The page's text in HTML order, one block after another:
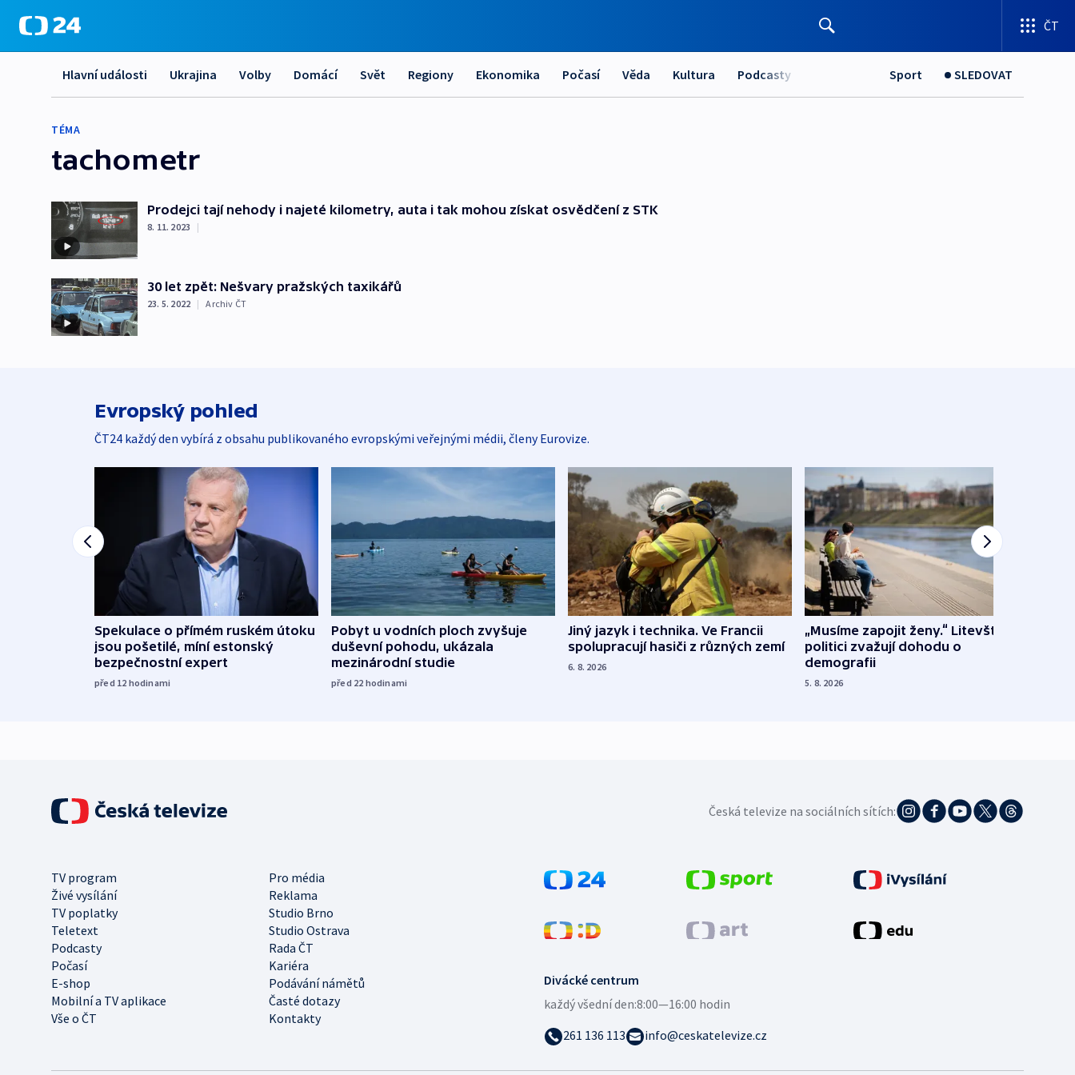
ČT
Hlavní události Ukrajina Volby Domácí Svět Regiony Ekonomika Počasí Věda Kultura Podcasty Sport SLEDOVAT
TÉMA
tachometr
Prodejci tají nehody i najeté kilometry, auta i tak mohou získat osvědčení z STK
8. 11. 2023 |
30 let zpět: Nešvary pražských taxikářů
23. 5. 2022 | Archiv ČT
Evropský pohled
ČT24 každý den vybírá z obsahu publikovaného evropskými veřejnými médii, členy Eurovize.
Spekulace o přímém ruském útoku
jsou pošetilé, míní estonský
bezpečnostní expert
před 12 hodinami
Pobyt u vodních ploch zvyšuje
duševní pohodu, ukázala
mezinárodní studie
před 22 hodinami
Jiný jazyk i technika. Ve Francii
spolupracují hasiči z různých zemí
6. 8. 2026
„Musíme zapojit ženy.“ Litevští
politici zvažují dohodu o
demografii
5. 8. 2026
Česká televize na sociálních sítích:
TV program
Pro média
Živé vysílání
Reklama
TV poplatky
Studio Brno
Teletext
Studio Ostrava
Podcasty
Rada ČT
Počasí
Kariéra
E-shop
Podávání námětů
Mobilní a TV aplikace
Časté dotazy
Vše o ČT
Kontakty
Divácké centrum
každý všední den:8:00—16:00 hodin
261 136 113
info@ceskatelevize.cz